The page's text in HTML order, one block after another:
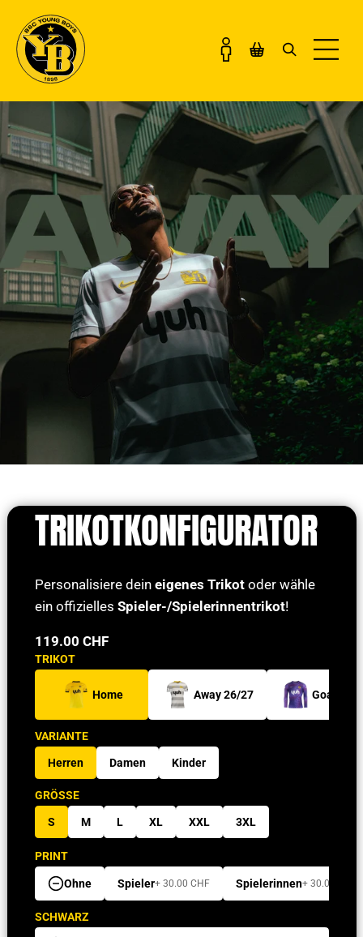
TRIKOTS & TRAINING
SALE
BEKLEIDUNG
KOLLEKTIONEN
FANWELT
GESCHENKE
SHOP BY PLAYER
Neu
Upcycling
Auktionen
Kooperationen
EINLOGGEN
ACCOUNT ERSTELLEN
BSCYB.CH
TICKETSHOP
TRIKOTKONFIGURATOR
Personalisiere dein eigenes Trikotoder wähle
ein offizielles Spieler-/Spielerinnentrikot!
119.00 CHF
TRIKOT
Home Away 26/27 Goalie
VARIANTE
Herren Damen Kinder
GRÖSSE
S M L XL XXL 3XL
PRINT
Ohne Spieler+ 30.00 CHF Spielerinnen+ 30.00 CHF
SCHWARZ